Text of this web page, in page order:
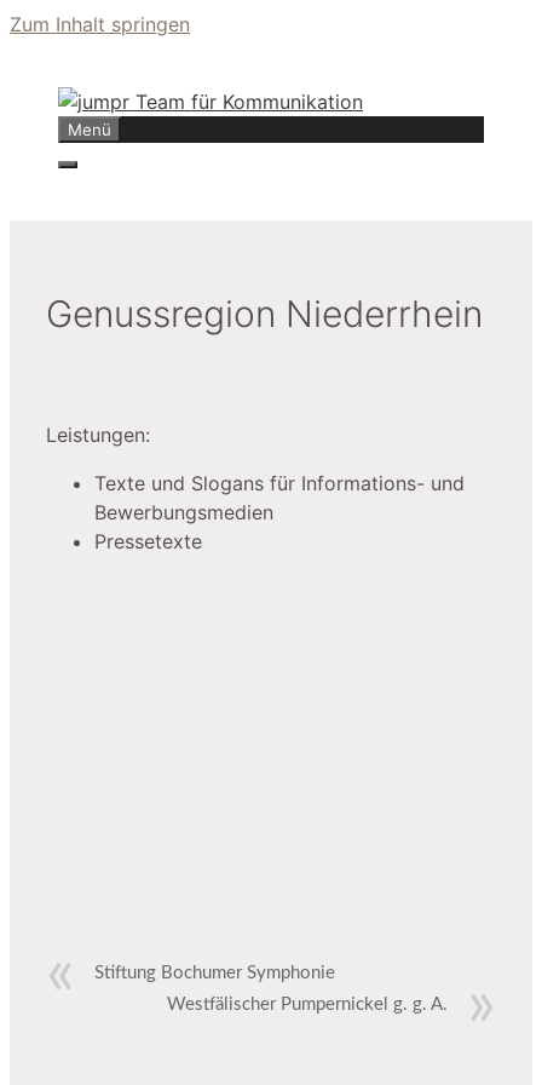
Zum Inhalt springen
Menü
Genussregion Niederrhein
Leistungen:
Texte und Slogans für Informations- und
Bewerbungsmedien
Pressetexte
Stiftung Bochumer Symphonie
Westfälischer Pumpernickel g. g. A.